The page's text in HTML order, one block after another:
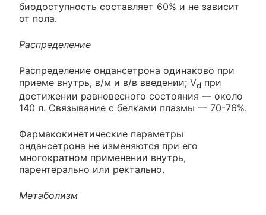
биодоступность составляет 60% и не зависит
от пола.
Распределение
Распределение ондансетрона одинаково при
приеме внутрь, в/м и в/в введении; Vd при
достижении равновесного состояния — около
140 л. Связывание с белками плазмы — 70-76%.
Фармакокинетические параметры
ондансетрона не изменяются при его
многократном применении внутрь,
парентерально или ректально.
Метаболизм